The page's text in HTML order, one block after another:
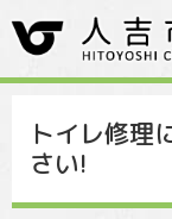
トイレ修理
さい!